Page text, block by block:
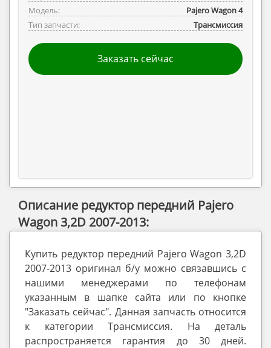
Модель:
Pajero ‎Wagon 4
Тип запчасти:
Трансмиссия
Заказать сейчас
Описание редуктор передний Pajero
Wagon 3,2D 2007-2013:
Купить редуктор передний Pajero Wagon 3,2D
2007-2013 оригинал б/у можно связавшись с
нашими менеджерами по телефонам
указанным в шапке сайта или по кнопке
"Заказать сейчас". Данная запчасть относится
к категории Трансмиссия. На деталь
распространяется гарантия до 30 дней.